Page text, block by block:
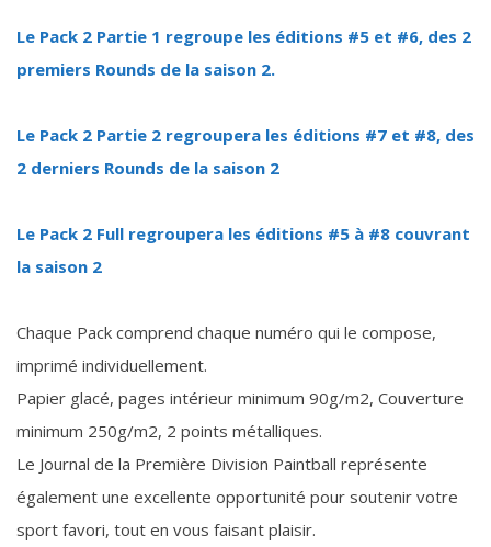
Le Pack 2 Partie 1 regroupe les éditions #5 et #6, des 2
premiers Rounds de la saison 2.
Le Pack 2 Partie 2 regroupera les éditions #7 et #8, des
2 derniers Rounds de la saison 2
Le Pack 2 Full regroupera les éditions #5 à #8 couvrant
la saison 2
Chaque Pack comprend chaque numéro qui le compose,
imprimé individuellement.
Papier glacé, pages intérieur minimum 90g/m2, Couverture
minimum 250g/m2, 2 points métalliques.
Le Journal de la Première Division Paintball représente
également une excellente opportunité pour soutenir votre
sport favori, tout en vous faisant plaisir.